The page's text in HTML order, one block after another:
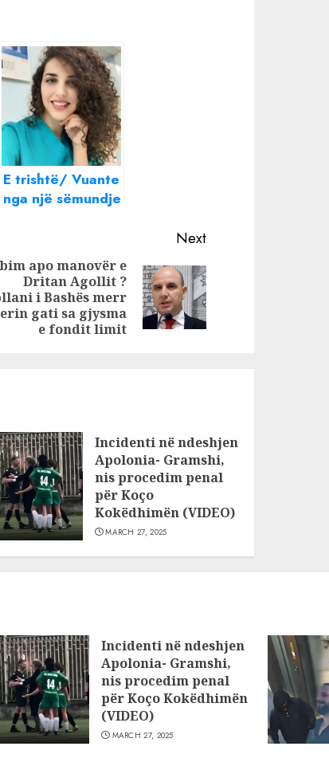
E trishtë/ Vuante
nga një sëmundje
vjeçare
infermierja në
Berat, mesazhi
prekës i
Next
apo manovër e
Dritan Agollit ?
i Bashës merr
gati sa gjysma
e fondit limit
Incidenti në ndeshjen
Apolonia- Gramshi,
nis procedim penal
për Koço
Kokëdhimën (VIDEO)
MARCH 27, 2025
Incidenti në ndeshjen
Apolonia- Gramshi,
nis procedim penal
për Koço Kokëdhimën
(VIDEO)
MARCH 27, 2025